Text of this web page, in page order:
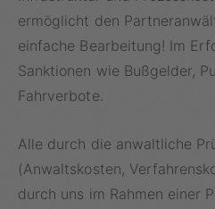
ermöglicht den
einfache Bearbeitung! Im
Sanktionen wie Bußgelder,
Fahrverbote.
Alle durch die anwaltliche
(Anwaltskosten,
durch uns im Rahmen einer